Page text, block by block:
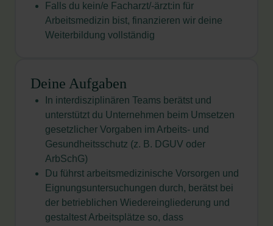
Falls du kein/e Facharzt/-ärzt:in für
Arbeitsmedizin bist, finanzieren wir deine
Weiterbildung vollständig
Deine Aufgaben
In interdisziplinären Teams berätst und
unterstützt du Unternehmen beim Umsetzen
gesetzlicher Vorgaben im Arbeits- und
Gesundheitsschutz (z. B. DGUV oder
ArbSchG)
Du führst arbeitsmedizinische Vorsorgen und
Eignungsuntersuchungen durch, berätst bei
der betrieblichen Wiedereingliederung und
gestaltest Arbeitsplätze so, dass